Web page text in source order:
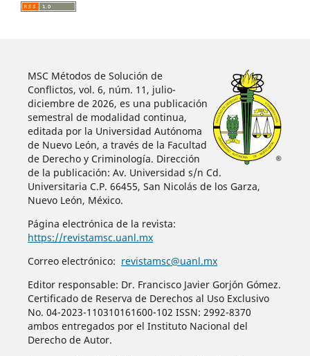
MSC Métodos de Solución de
Conflictos, vol. 6, núm. 11, julio-
diciembre de 2026, es una publicación
semestral de modalidad continua,
editada por la Universidad Autónoma
de Nuevo León, a través de la Facultad
de Derecho y Criminología. Dirección
de la publicación: Av. Universidad s/n Cd.
Universitaria C.P. 66455, San Nicolás de los Garza,
Nuevo León, México.
Página electrónica de la revista:
https://revistamsc.uanl.mx
Correo electrónico: revistamsc@uanl.mx
Editor responsable: Dr. Francisco Javier Gorjón Gómez.
Certificado de Reserva de Derechos al Uso Exclusivo
No. 04-2023-110310161600-102 ISSN: 2992-8370
ambos entregados por el Instituto Nacional del
Derecho de Autor.